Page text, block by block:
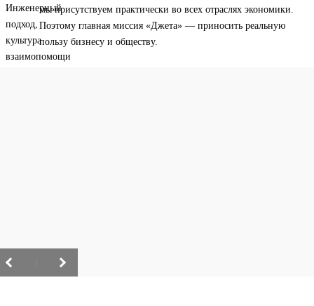
мы присутствуем практически во всех отраслях экономики.
Поэтому главная миссия «Джета» — приносить реальную
пользу бизнесу и обществу.